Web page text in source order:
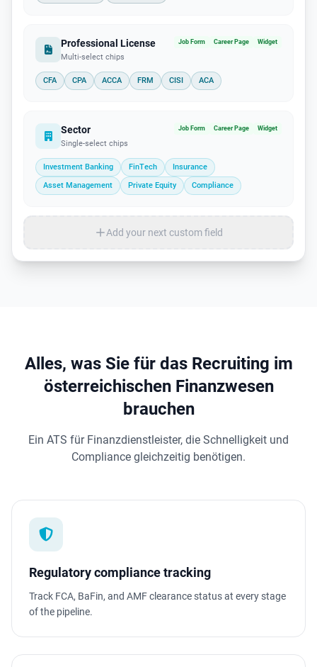
Professional License
Multi-select chips
Job Form Career Page Widget
CFA CPA ACCA FRM CISI ACA
Sector
Single-select chips
Job Form Career Page Widget
Investment Banking FinTech
Insurance
Asset Management
Private Equity Compliance
Add your next custom field
Alles, was Sie für das Recruiting im
österreichischen Finanzwesen
brauchen
Ein ATS für Finanzdienstleister, die Schnelligkeit und
Compliance gleichzeitig benötigen.
Regulatory compliance tracking
Track FCA, BaFin, and AMF clearance status at every stage
of the pipeline.